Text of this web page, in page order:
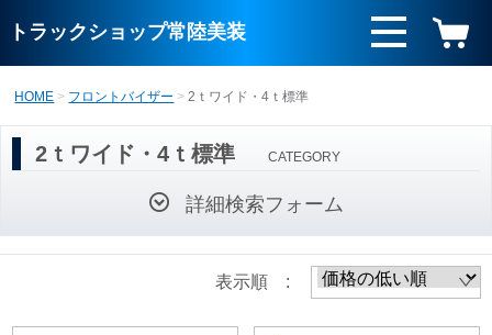
トラックショップ常陸美装
HOME フロントバイザー 2ｔワイド・4ｔ標準
2ｔワイド・4ｔ標準 CATEGORY
詳細検索フォーム
表示順 :